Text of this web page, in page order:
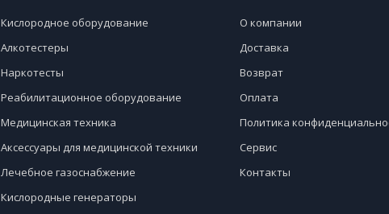
Кислородное оборудование
Алкотестеры
Наркотесты
Реабилитационное оборудование
Медицинская техника
Аксессуары для медицинской техники
Лечебное газоснабжение
Кислородные генераторы
О компании
Доставка
Возврат
Оплата
Политика
Сервис
Контакты